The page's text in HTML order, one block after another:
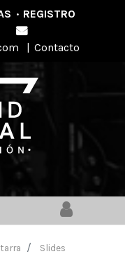
· REGISTRO
| Contacto
Slides